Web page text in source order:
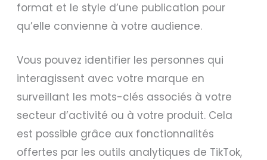
format et le style d’une publication pour
qu’elle convienne à votre audience.
Vous pouvez identifier les personnes qui
interagissent avec votre marque en
surveillant les mots-clés associés à votre
secteur d’activité ou à votre produit. Cela
est possible grâce aux fonctionnalités
offertes par les outils analytiques de TikTok,